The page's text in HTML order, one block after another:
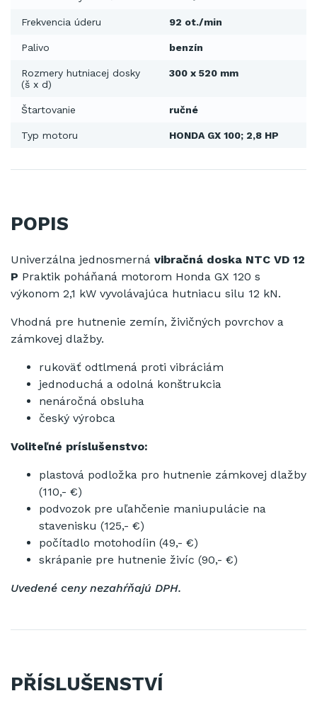
Frekvencia úderu 92 ot./min
Palivo benzín
Rozmery hutniacej dosky
(š x d)
300 x 520 mm
Štartovanie ručné
Typ motoru HONDA GX 100; 2,8 HP
POPIS
Univerzálna jednosmerná vibračná doska NTC VD 12
P Praktik poháňaná motorom Honda GX 120 s
výkonom 2,1 kW vyvolávajúca hutniacu silu 12 kN.
Vhodná pre hutnenie zemín, živičných povrchov a
zámkovej dlažby.
rukoväť odtlmená proti vibráciám
jednoduchá a odolná konštrukcia
nenáročná obsluha
český výrobca
Voliteľné príslušenstvo:
plastová podložka pro hutnenie zámkovej dlažby
(110,- €)
podvozok pre uľahčenie maniupulácie na
stavenisku (125,- €)
počítadlo motohodíin (49,- €)
skrápanie pre hutnenie živíc (90,- €)
Uvedené ceny nezahŕňajú DPH.
PŘÍSLUŠENSTVÍ